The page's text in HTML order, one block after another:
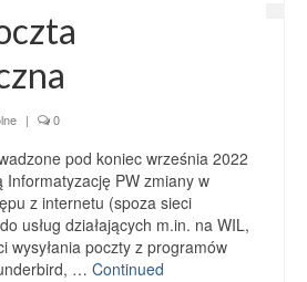
| 0
pod koniec września 2022
Informatyzację PW zmiany w
z internetu (spoza sieci
usług działających m.in. na WIL,
wysyłania poczty z programów
… Continued